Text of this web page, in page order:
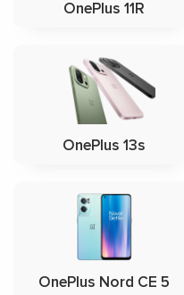
OnePlus 11R
OnePlus 13s
OnePlus Nord CE 5